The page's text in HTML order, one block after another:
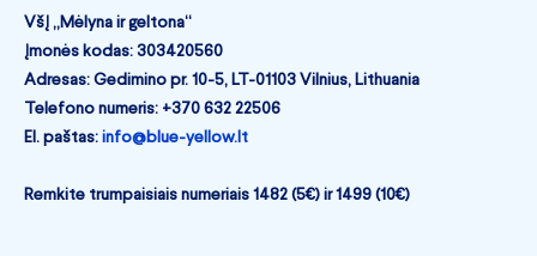
VšĮ „Mėlyna ir geltona“
Įmonės kodas: 303420560
Adresas: Gedimino pr. 10-5, LT-01103 Vilnius, Lithuania
Telefono numeris: +370 632 22506
El. paštas: info@blue-yellow.lt
Remkite trumpaisiais numeriais 1482 (5€) ir 1499 (10€)